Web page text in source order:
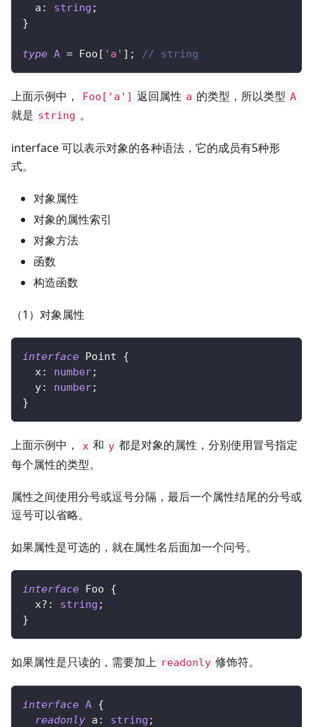
  a
: string ;
}
type A = Foo [ 'a' ] ; // string
上面示例中， Foo['a'] 返回属性 a 的类型，所以类型 A
就是 string 。
interface 可以表示对象的各种语法，它的成员有5种形
式。
对象属性
对象的属性索引
对象方法
函数
构造函数
（1）对象属性
interface Point
{
  x
: number;
  y
: number;
}
上面示例中， x 和 y 都是对象的属性，分别使用冒号指定
每个属性的类型。
属性之间使用分号或逗号分隔，最后一个属性结尾的分号或
逗号可以省略。
如果属性是可选的，就在属性名后面加一个问号。
interface Foo
{
  x
? : string ;
}
如果属性是只读的，需要加上 readonly 修饰符。
interface A {
readonly a : string ;